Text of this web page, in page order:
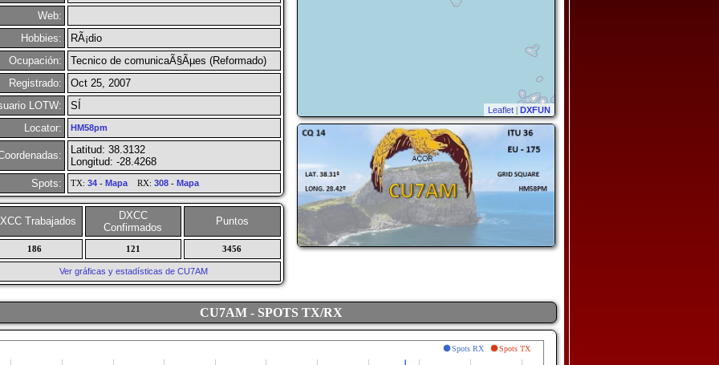
Leaflet | DXFUN
Web:
Hobbies:
RÃ¡dio
Ocupación:
Tecnico de comunicaÃ§Ãµes (Reformado)
Registrado:
Oct 25, 2007
LOTW:
SÍ
Locator:
HM58pm
Latitud: 38.3132
Longitud: -28.4268
Spots:
TX: 34- MapaRX: 308- Mapa
Trabajados
DXCC
Confirmados
Puntos
186 121 3456
Ver gráficas y estadísticas de CU7AM
CU7AM - SPOTS TX/RX
Spots RX Spots TX